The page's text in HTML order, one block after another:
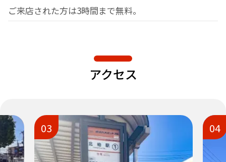
ご来店された方は3時間まで無料。
アクセス
03 04